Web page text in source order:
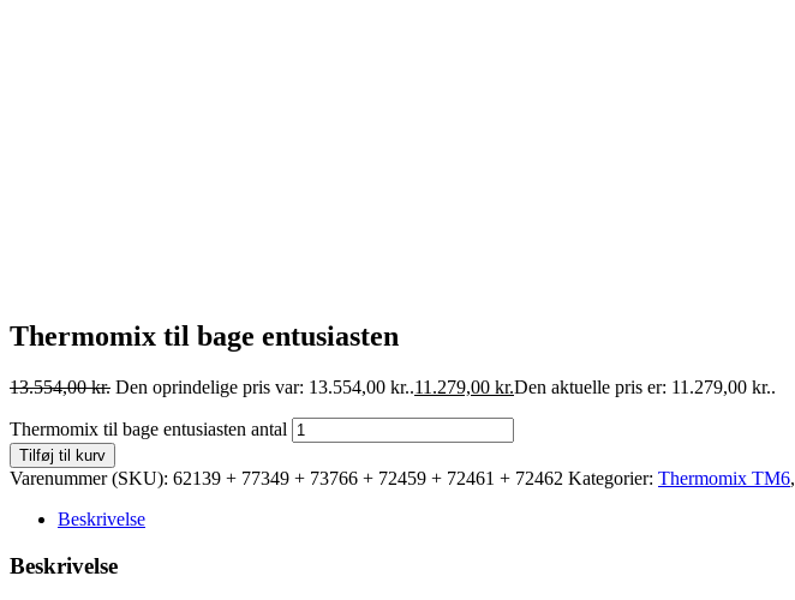
Thermomix til bage entusiasten
13.554,00kr. Den oprindelige pris var: 13.554,00 kr..11.279,00 kr.Den aktuelle pris er: 11.279,00 kr..
Thermomix til bage entusiasten antal
Tilføj til kurv
Varenummer (SKU): 62139 + 77349 + 73766 + 72459 + 72461 + 72462 Kategorier: Thermomix TM6,
Beskrivelse
Beskrivelse